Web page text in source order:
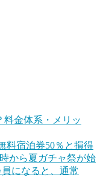
料宿泊券50％と損得
から夏ガチャ祭が始
になると、通常